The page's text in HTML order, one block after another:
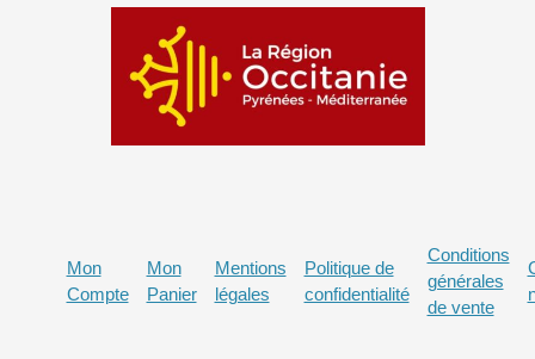
Mon
Compte
Mon
Panier
Mentions
légales
Politique de
confidentialité
Conditions
générales
de vente